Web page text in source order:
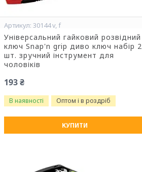
30144 v, f
Універсальний гайковий розвідний
ключ Snap'n grip диво ключ набір 2
шт. зручний інструмент для
чоловіків
193 ₴
В наявності Оптом і в роздріб
КУПИТИ